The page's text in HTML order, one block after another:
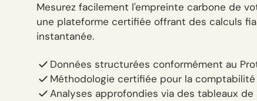
Mesurez facilement l'empreinte carbone de
une plateforme certifiée offrant des calculs
instantanée.
Données structurées conformément au
Méthodologie certifiée pour la
Analyses approfondies via des tableaux